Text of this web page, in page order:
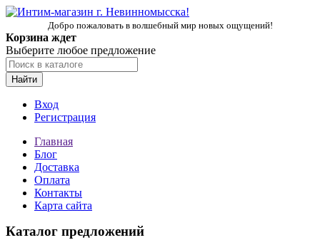
Добро пожаловать в волшебный мир новых ощущений!
Корзина ждет
Выберите любое предложение
Найти
Вход
Регистрация
Главная
Блог
Доставка
Оплата
Контакты
Карта сайта
Каталог предложений